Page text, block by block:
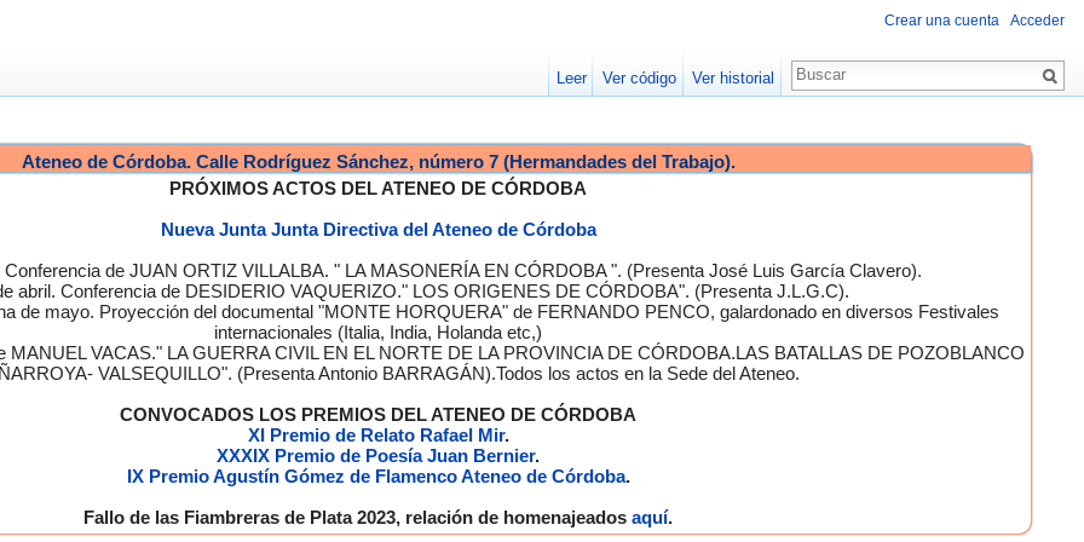
Ateneo de Córdoba. Calle Rodríguez Sánchez, número 7 (Hermandades del Trabajo).
PRÓXIMOS ACTOS DEL ATENEO DE CÓRDOBA
Nueva Junta Junta Directiva del Ateneo de Córdoba
de JUAN ORTIZ VILLALBA. " LA MASONERÍA EN CÓRDOBA ". (Presenta José Luis García Clavero).
abril. Conferencia de DESIDERIO VAQUERIZO." LOS ORIGENES DE CÓRDOBA". (Presenta J.L.G.C).
de mayo. Proyección del documental "MONTE HORQUERA" de FERNANDO PENCO, galardonado en diversos Festivales
internacionales (Italia, India, Holanda etc,)
MANUEL VACAS." LA GUERRA CIVIL EN EL NORTE DE LA PROVINCIA DE CÓRDOBA.LAS BATALLAS DE POZOBLANCO
VALSEQUILLO". (Presenta Antonio BARRAGÁN).Todos los actos en la Sede del Ateneo.
CONVOCADOS LOS PREMIOS DEL ATENEO DE CÓRDOBA
XI Premio de Relato Rafael Mir.
XXXIX Premio de Poesía Juan Bernier.
IX Premio Agustín Gómez de Flamenco Ateneo de Córdoba.
Fallo de las Fiambreras de Plata 2023, relación de homenajeados aquí.
Crear una cuenta Acceder
Leer Ver código Ver historial